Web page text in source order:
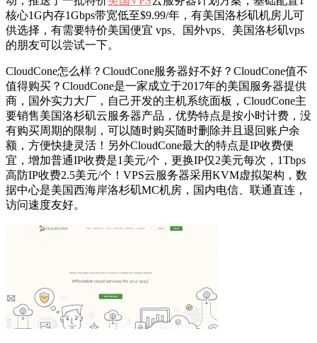
核心1G内存1Gbps带宽低至$9.99/年，有美国洛杉矶机房儿可
供选择，有需要特价美国便宜 vps、国外vps、美国洛杉矶vps
的朋友可以尝试一下。
CloudCone怎么样？CloudCone服务器好不好？CloudCone值不
值得购买？CloudCone是一家成立于2017年的美国服务器提供
商，国外实力大厂，自己开发的主机系统面板，CloudCone主
要销售美国洛杉矶云服务器产品，优势特点是按小时计费，没
有购买周期的限制，可以随时购买随时删除并且退回账户余
额，方便快捷灵活！另外CloudCone最大的特点是IP收费便
宜，增加普通IP收费是1美元/个，更换IP仅2美元每次，1Tbps
高防IP收费2.5美元/个！VPS云服务器采用KVM虚拟架构，数
据中心是美国西海岸洛杉矶MC机房，国内电信、联通直连，
访问速度友好。